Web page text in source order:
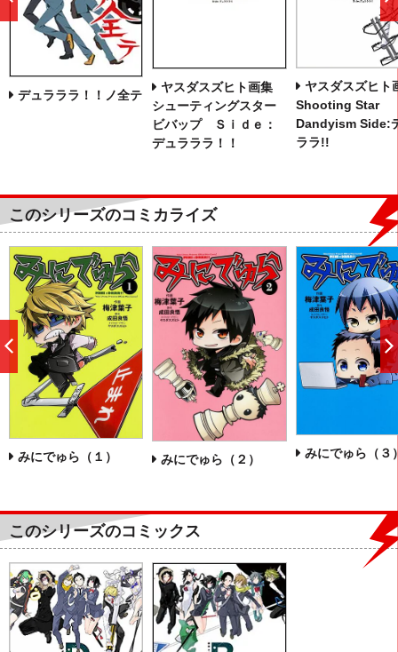
デュラララ！！ノ全テ
ヤスダスズヒト画集
シューティングスター
ビバップ Ｓｉｄｅ：
デュラララ！！
ヤスダスズヒト
Shooting Star
Dandyism Side:
ララ!!
このシリーズのコミカライズ
みにでゅら（１） みにでゅら（２） みにでゅら（３
このシリーズのコミックス